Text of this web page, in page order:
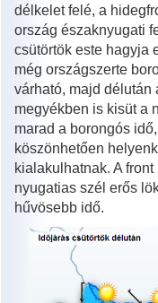
délkelet felé, a
ország északnyugati
csütörtök este hagyja
még országszerte
várható, majd délután
megyékben is kisüt a
marad a borongós
köszönhetően
kialakulhatnak. A
nyugatias szél erős
hűvösebb idő.